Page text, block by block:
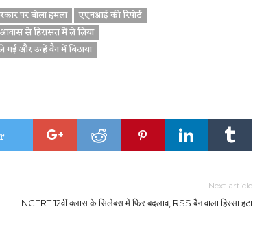
पर बोला हमला
एएनआई की रिपोर्ट
से हिरासत में ले लिया
और उन्हें वैन में बिठाया
Next article
NCERT 12वीं क्लास के सिलेबस में फिर बदलाव, RSS बैन वाला हिस्सा हटा